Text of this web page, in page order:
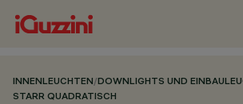
INNENLEUCHTEN/DOWNLIGHTS UND
STARR QUADRATISCH